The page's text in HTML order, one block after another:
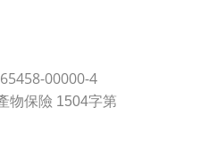
00000-4
物保險 1504字第